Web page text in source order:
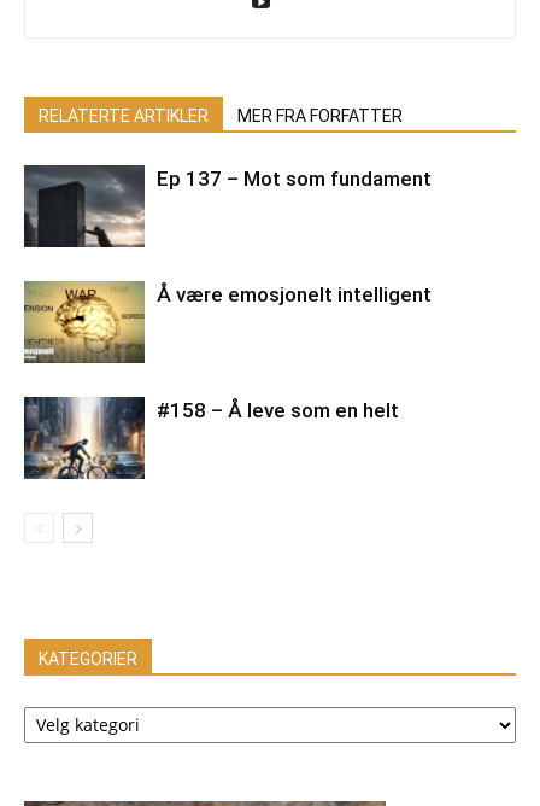
RELATERTE ARTIKLER MER FRA FORFATTER
Ep 137 – Mot som fundament
Å være emosjonelt intelligent
#158 – Å leve som en helt
KATEGORIER
KATEGORIER